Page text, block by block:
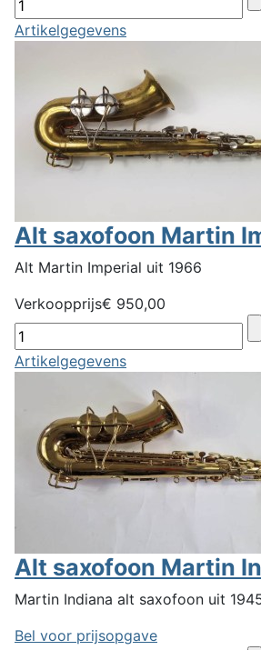
Artikelgegevens
Alt saxofoon Martin
Alt Martin Imperial uit 1966
Verkoopprijs€ 950,00
Artikelgegevens
Alt saxofoon Martin
Martin Indiana alt saxofoon uit
Bel voor prijsopgave